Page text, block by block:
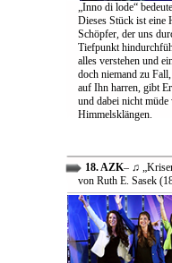
„Inno di lode“
Dieses Stück ist eine
Schöpfer, der uns
Tiefpunkt
alles verstehen und
doch niemand zu
auf Ihn harren, gibt
und dabei nicht
Himmelsklängen.
18. AZK– ♫
von Ruth E. Sasek